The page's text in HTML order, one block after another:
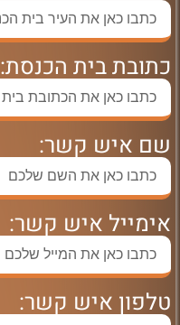
כתובת בית הכנסת:
שם איש קשר:
אימייל איש קשר:
טלפון איש קשר: